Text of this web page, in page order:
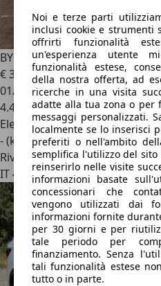
BYD Atto 3EVO 74.8 kWh
€ 31.900
01/2026
4.400 km
Elettrica
- (kWh/100 km)
Rivenditore
IT 40055Villanova - Bo
Noi e terze parti
inclusi cookie e strumenti
offrirti funzionalità
un'esperienza utente
funzionalità estese,
della nostra offerta, ad
ricerche in una visita
adatte alla tua zona o per
messaggi personalizzati.
localmente se lo inserisci
preferiti o nell'ambito
semplifica l'utilizzo del sito
reinserirlo nelle visite
informazioni basate
concessionari che
vengono utilizzati dai
informazioni fornite
per 30 giorni e per
tale periodo per
finanziamento. Senza
tali funzionalità estese
tutto o in parte.